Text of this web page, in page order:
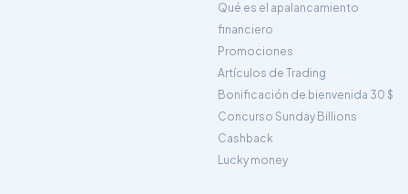
Qué es el apalancamiento
financiero
Promociones
Artículos de Trading
Bonificación de bienvenida 30 $
Concurso Sunday Billions
Cashback
Lucky money